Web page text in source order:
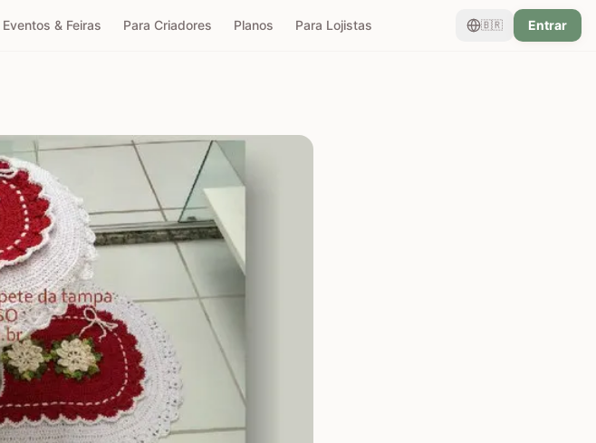
Eventos & Feiras Para Criadores Planos Para Lojistas 🇧🇷 Entrar